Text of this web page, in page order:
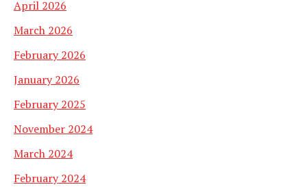
April 2026
March 2026
February 2026
January 2026
February 2025
November 2024
March 2024
February 2024